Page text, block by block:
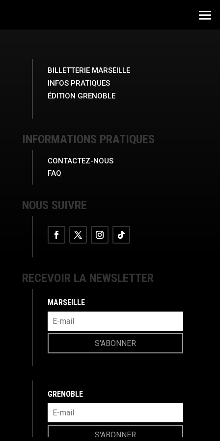
BILLETTERIE MARSEILLE
INFOS PRATIQUES
ÉDITION GRENOBLE
INFORMATIONS PRATIQUES
CONTACTEZ-NOUS
FAQ
NOUS SUIVRE
RECEVOIR LA NEWSLETTER
MARSEILLE
S'ABONNER
GRENOBLE
S'ABONNER